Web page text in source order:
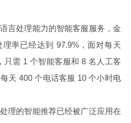
言处理能力的智能客服服务，金
率已经达到 97.9%，面对每天
只需 1 个智能客服和 8 名人工客
天 400 个电话客服 10 个小时电
理的智能推荐已经被广泛应用在